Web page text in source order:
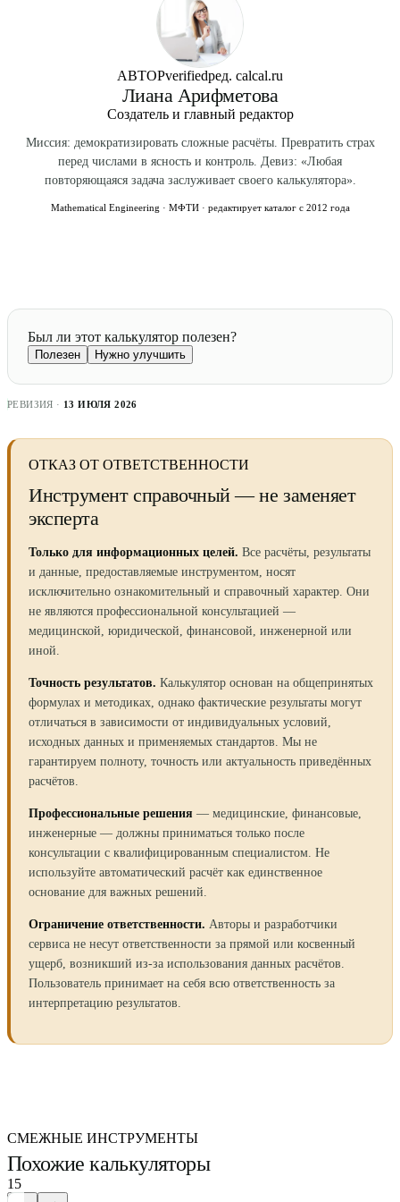
почте/мессенджеру допустим, но юридически слабее.
АВТОРverifiedред. calcal.ru
Лиана Арифметова
Создатель и главный редактор
Миссия: демократизировать сложные расчёты. Превратить страх
перед числами в ясность и контроль. Девиз: «Любая
повторяющаяся задача заслуживает своего калькулятора».
Mathematical Engineering · МФТИ · редактирует каталог с 2012 года
Был ли этот калькулятор полезен?
Полезен Нужно улучшить
РЕВИЗИЯ · 13 ИЮЛЯ 2026
ОТКАЗ ОТ ОТВЕТСТВЕННОСТИ
Инструмент справочный — не заменяет
эксперта
Только для информационных целей. Все расчёты, результаты
и данные, предоставляемые инструментом, носят
исключительно ознакомительный и справочный характер. Они
не являются профессиональной консультацией —
медицинской, юридической, финансовой, инженерной или
иной.
Точность результатов. Калькулятор основан на общепринятых
формулах и методиках, однако фактические результаты могут
отличаться в зависимости от индивидуальных условий,
исходных данных и применяемых стандартов. Мы не
гарантируем полноту, точность или актуальность приведённых
расчётов.
Профессиональные решения — медицинские, финансовые,
инженерные — должны приниматься только после
консультации с квалифицированным специалистом. Не
используйте автоматический расчёт как единственное
основание для важных решений.
Ограничение ответственности. Авторы и разработчики
сервиса не несут ответственности за прямой или косвенный
ущерб, возникший из-за использования данных расчётов.
Пользователь принимает на себя всю ответственность за
интерпретацию результатов.
СМЕЖНЫЕ ИНСТРУМЕНТЫ
Похожие калькуляторы
15